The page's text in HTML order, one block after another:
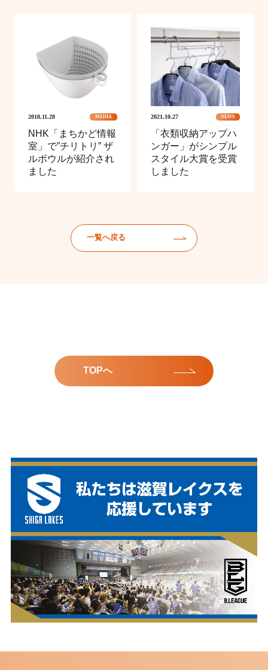
2018.11.28 MEDIA
NHK「まちかど情報
室」で”チリトリ” ザ
ルボウルが紹介され
ました
2021.10.27 NEWS
「衣類収納アップハ
ンガー」がシンプル
スタイル大賞を受賞
しました
一覧へ戻る
TOPへ